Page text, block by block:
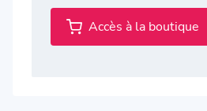
Accès à la boutique